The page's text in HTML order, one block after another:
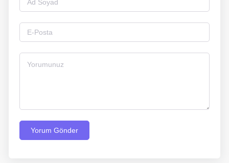
Yorum Gönder